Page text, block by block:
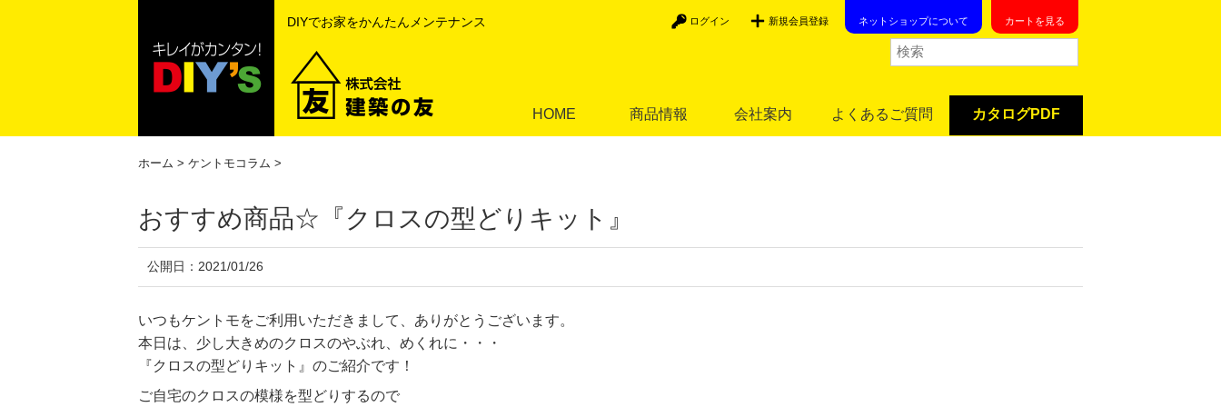
DIYでお家をかんたんメンテナンス カートを見る
ネットショップについて
新規会員登録
ログイン
HOME 商品情報 会社案内 よくあるご質問 カタログPDF
ホーム > ケントモコラム >
おすすめ商品☆『クロスの型どりキット』
公開日：2021/01/26
いつもケントモをご利用いただきまして、ありがとうございます。
本日は、少し大きめのクロスのやぶれ、めくれに・・・
『クロスの型どりキット』のご紹介です！
ご自宅のクロスの模様を型どりするので